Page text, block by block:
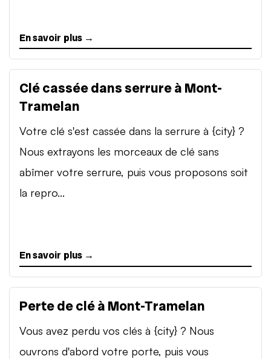
En savoir plus →
Clé cassée dans serrure à Mont-
Tramelan
Votre clé s'est cassée dans la serrure à {city} ?
Nous extrayons les morceaux de clé sans
abîmer votre serrure, puis vous proposons soit
la repro...
En savoir plus →
Perte de clé à Mont-Tramelan
Vous avez perdu vos clés à {city} ? Nous
ouvrons d'abord votre porte, puis vous